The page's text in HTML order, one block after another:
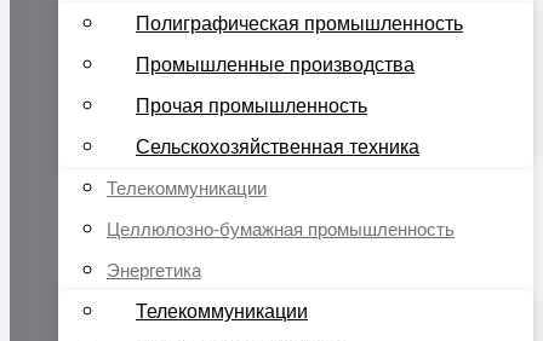
Полиграфическая промышленность
Промышленные производства
Прочая промышленность
Сельскохозяйственная техника
Телекоммуникации
Целлюлозно-бумажная промышленность
Энергетика
Телекоммуникации